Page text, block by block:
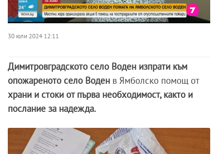
30 юли 2024 12:11
Димитровградското село Воден изпрати към
опожареното село Воден в Ямболско помощ от
храни и стоки от първа необходимост, както и
послание за надежда.